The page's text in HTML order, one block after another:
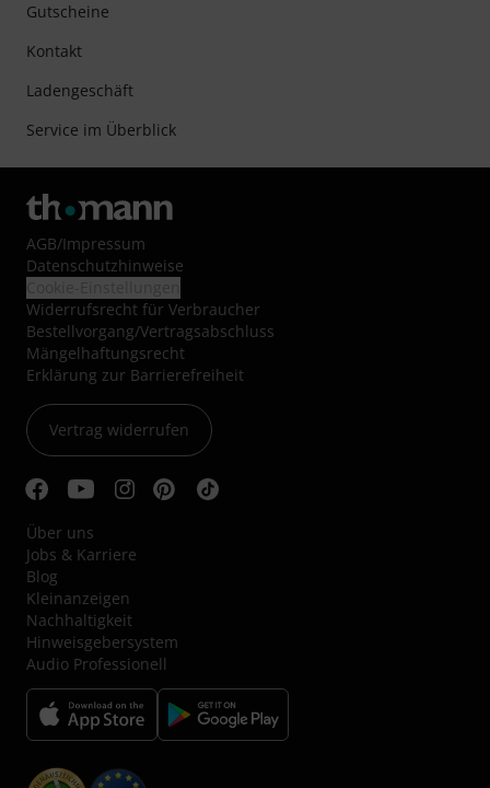
Gutscheine
Kontakt
Ladengeschäft
Service im Überblick
AGB/Impressum
Datenschutzhinweise
Widerrufsrecht für Verbraucher
Bestellvorgang/Vertragsabschluss
Mängelhaftungsrecht
Erklärung zur Barrierefreiheit
Vertrag widerrufen
Über uns
Jobs & Karriere
Blog
Kleinanzeigen
Nachhaltigkeit
Hinweisgebersystem
Audio Professionell